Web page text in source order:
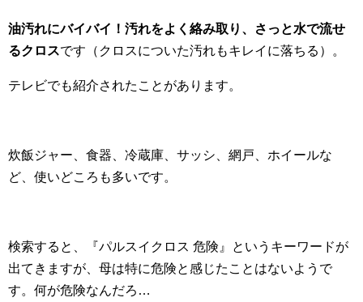
油汚れにバイバイ！汚れをよく絡み取り、さっと水で流せ
るクロスです（クロスについた汚れもキレイに落ちる）。
テレビでも紹介されたことがあります。
炊飯ジャー、食器、冷蔵庫、サッシ、網戸、ホイールな
ど、使いどころも多いです。
検索すると、『パルスイクロス 危険』というキーワードが
出てきますが、母は特に危険と感じたことはないようで
す。何が危険なんだろ…